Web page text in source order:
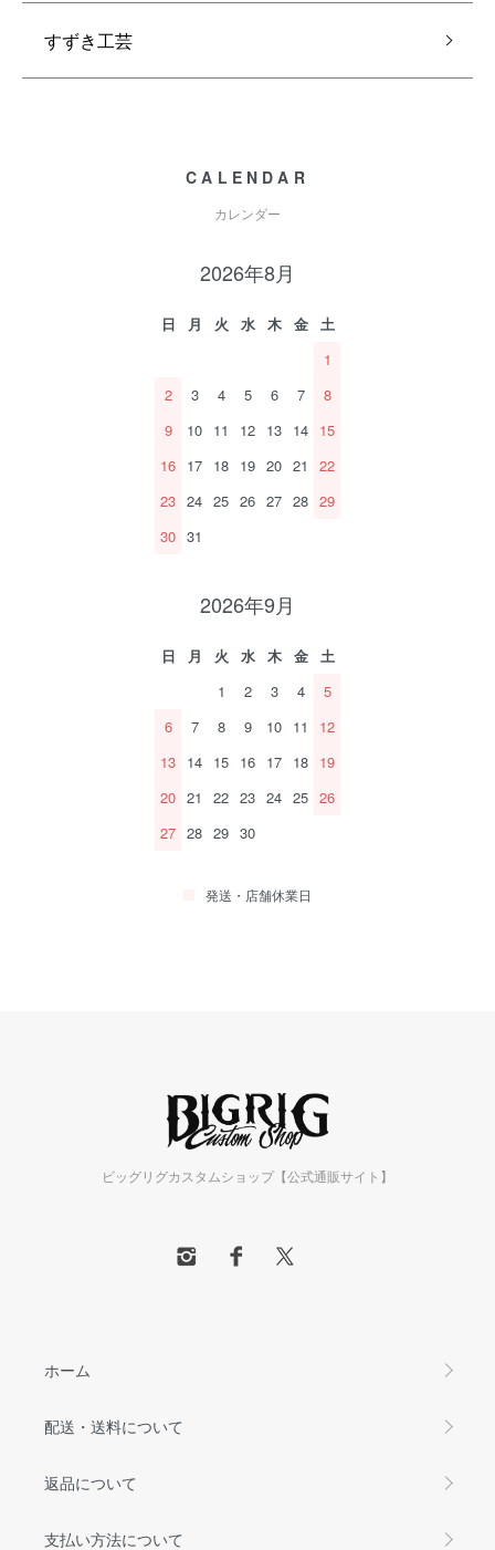
すずき工芸
CALENDAR
カレンダー
2026年8月
日 月 火 水 木 金
土
1
2
3 4 5 6 7
8
9
10 11 12 13 14 15
16 17 18 19 20 21
22
23 24 25 26 27 28 29
30 31
2026年9月
日 月 火 水 木 金
土
1
2 3 4
5
6
7 8 9 10 11
12
13 14 15 16 17 18 19
20 21 22 23 24 25 26
27 28 29 30
発送・店舗休業日
ビッグリグカスタムショップ【公式通販サイト】
ホーム
配送・送料について
返品について
支払い方法について